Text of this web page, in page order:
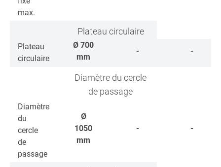
max.
Plateau circulaire
Plateau
circulaire
Ø 700
mm
- -
Diamètre du cercle
de passage
Diamètre
du
cercle
de
passage
Ø
1050
mm
- -